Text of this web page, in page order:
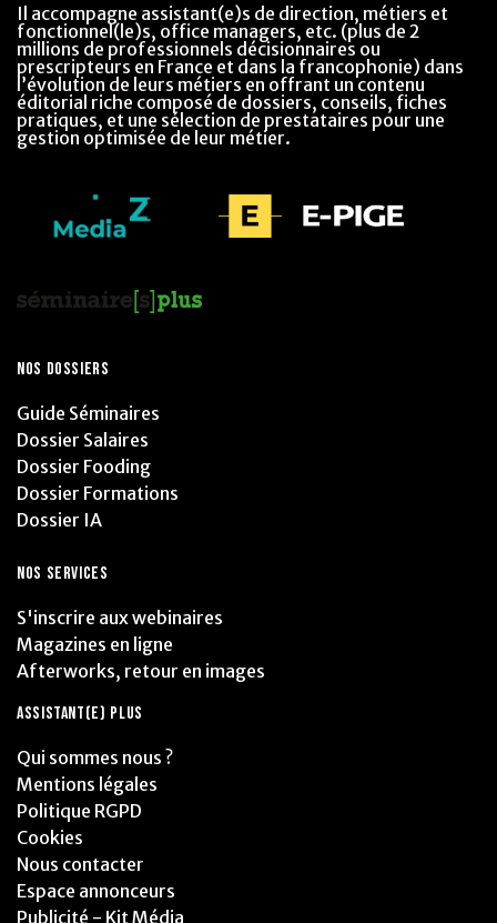
Il accompagne assistant(e)s de direction, métiers et
fonctionnel(le)s, office managers, etc. (plus de 2
millions de professionnels décisionnaires ou
prescripteurs en France et dans la francophonie) dans
l’évolution de leurs métiers en offrant un contenu
éditorial riche composé de dossiers, conseils, fiches
pratiques, et une sélection de prestataires pour une
gestion optimisée de leur métier.
NOS DOSSIERS
Guide Séminaires
Dossier Salaires
Dossier Fooding
Dossier Formations
Dossier IA
NOS SERVICES
S'inscrire aux webinaires
Magazines en ligne
Afterworks, retour en images
ASSISTANT(E) PLUS
Qui sommes nous ?
Mentions légales
Politique RGPD
Cookies
Nous contacter
Espace annonceurs
Publicité - Kit Média